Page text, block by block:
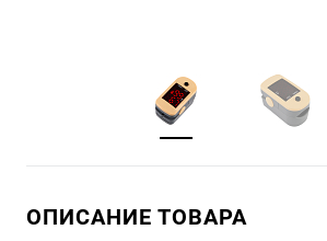
ОПИСАНИЕ ТОВАРА